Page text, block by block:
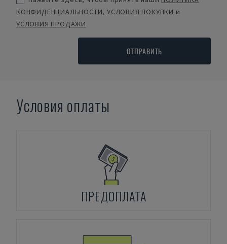
КОНФИДЕНЦИАЛЬНОСТИ,УСЛОВИЯ ПОКУПКИ и
УСЛОВИЯ ПРОДАЖИ
ОТПРАВИТЬ
Условия оплаты
ПРЕДОПЛАТА